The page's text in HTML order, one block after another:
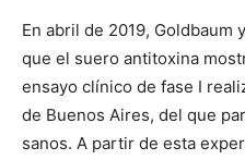
En abril de 2019, Goldbaum
que el suero antitoxina
ensayo clínico de fase I
de Buenos Aires, del que
sanos. A partir de esta